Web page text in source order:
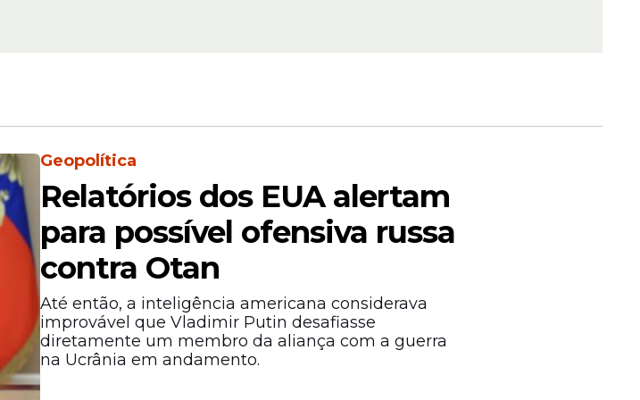
de animais abandonados a mais do
Gouri, proprietária do espaço.
Geopolítica
Relatórios dos EUA alertam
para possível ofensiva russa
contra Otan
Até então, a inteligência americana considerava
improvável que Vladimir Putin desafiasse
diretamente um membro da aliança com a guerra
na Ucrânia em andamento.